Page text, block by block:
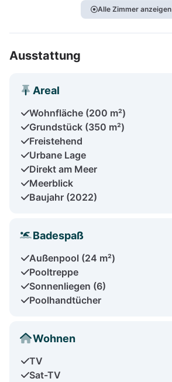
Alle Zimmer anzeigen
Ausstattung
Areal
Wohnfläche (200 m²)
Grundstück (350 m²)
Freistehend
Urbane Lage
Direkt am Meer
Meerblick
Baujahr (2022)
Badespaß
Außenpool (24 m²)
Pooltreppe
Sonnenliegen (6)
Poolhandtücher
Wohnen
TV
Sat-TV